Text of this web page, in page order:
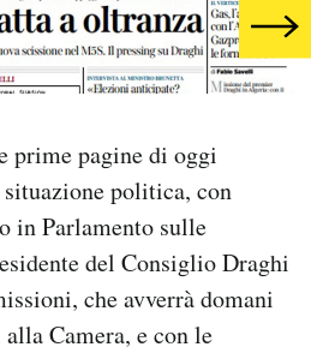
pagine di oggi
politica, con
in Parlamento sulle
del Consiglio Draghi
che avverrà domani
Camera, e con le